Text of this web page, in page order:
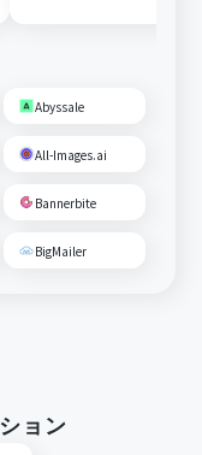
Abyssale
All-Images.ai
Bannerbite
BigMailer
ョン